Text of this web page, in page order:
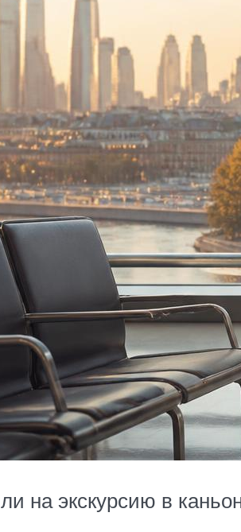
на экскурсию в